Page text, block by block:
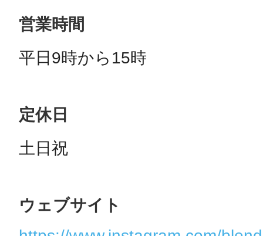
営業時間
平日9時から15時
定休日
土日祝
ウェブサイト